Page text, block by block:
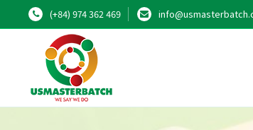
(+84) 974 362 469